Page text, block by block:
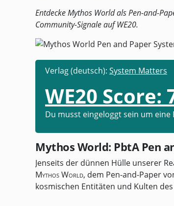
Entdecke Mythos World als Pen-and-
Community-Signale auf WE20.
Verlag (deutsch): System Matters
WE20 Score:
Du musst eingeloggt sein um eine
Mythos World: PbtA Pen
Jenseits der dünnen Hülle unserer
Mythos World, dem Pen-and-Paper
kosmischen Entitäten und Kulten